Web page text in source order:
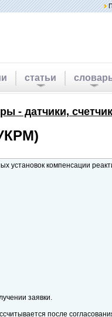
статьи
- датчики,
установок компенсации
заявки.
после